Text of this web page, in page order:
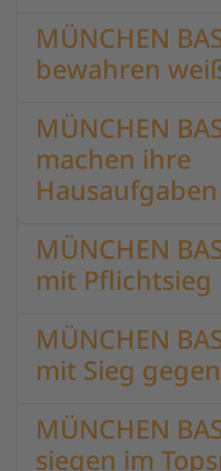
MÜNCHEN
bewahren
MÜNCHEN
machen ihre
Hausaufgaben
MÜNCHEN
mit Pflichtsieg
MÜNCHEN
mit Sieg
MÜNCHEN
siegen im